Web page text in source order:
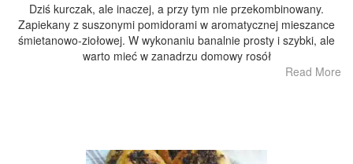
Dziś kurczak, ale inaczej, a przy tym nie przekombinowany.
Zapiekany z suszonymi pomidorami w aromatycznej mieszance
śmietanowo-ziołowej. W wykonaniu banalnie prosty i szybki, ale
warto mieć w zanadrzu domowy rosół
Read More